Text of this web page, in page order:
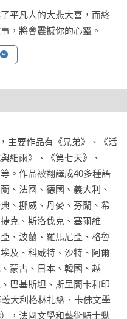
凡人的大悲大喜，而終
，將會震撼你的心靈。
主要作品有《兄弟》、《活
細雨》、《第七天》、
。作品被翻譯成40多種語
、法國、德國、義大利、
、挪威、丹麥、芬蘭、希
克、斯洛伐克、塞爾維
、波蘭、羅馬尼亞、格魯
及、科威特、沙特、阿爾
蒙古、日本、韓國、越
巴基斯坦、斯里蘭卡和印
大利格林扎納．卡佛文學
，法國文學和藝術騎士勳